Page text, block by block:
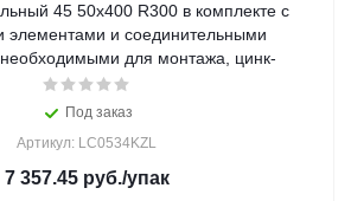
45 50x400 R300 в комплекте с
элементами и соединительными
для монтажа, цинк-
Под заказ
Артикул: LC0534KZL
7 357.45руб./упак